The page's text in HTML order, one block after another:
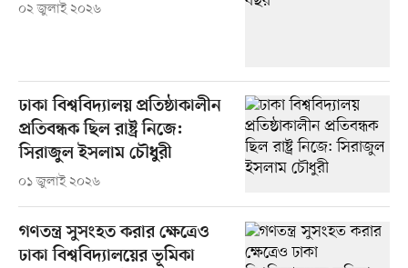
০২ জুলাই ২০২৬
ঢাকা বিশ্ববিদ্যালয় প্রতিষ্ঠাকালীন
প্রতিবন্ধক ছিল রাষ্ট্র নিজে:
সিরাজুল ইসলাম চৌধুরী
০১ জুলাই ২০২৬
গণতন্ত্র সুসংহত করার ক্ষেত্রেও
ঢাকা বিশ্ববিদ্যালয়ের ভূমিকা